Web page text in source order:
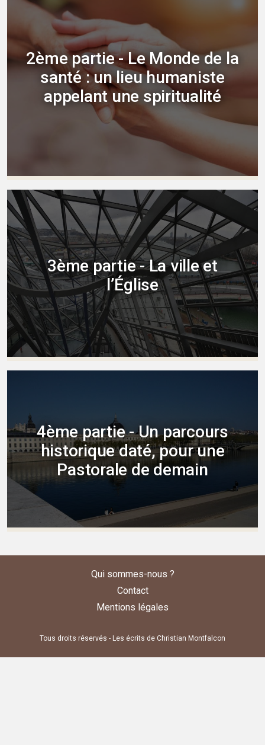
2ème partie - Le Monde de la
santé : un lieu humaniste
appelant une spiritualité
3ème partie - La ville et
l’Église
4ème partie - Un parcours
historique daté, pour une
Pastorale de demain
Tous droits réservés - Les écrits de Christian Montfalcon
Qui sommes-nous ?
Contact
Mentions légales